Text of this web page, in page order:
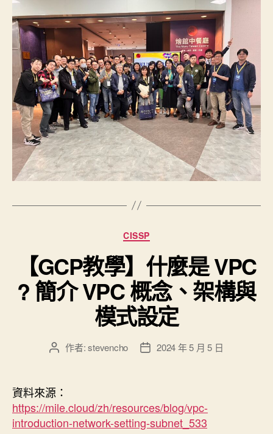
分
類
CISSP
【GCP教學】什麼是 VPC
? 簡介 VPC 概念、架構與
模式設定
文
者
作者:stevencho
文
期
2024 年 5 月 5 日
資料來源：
https://mile.cloud/zh/resources/blog/vpc-
introduction-network-setting-subnet_533